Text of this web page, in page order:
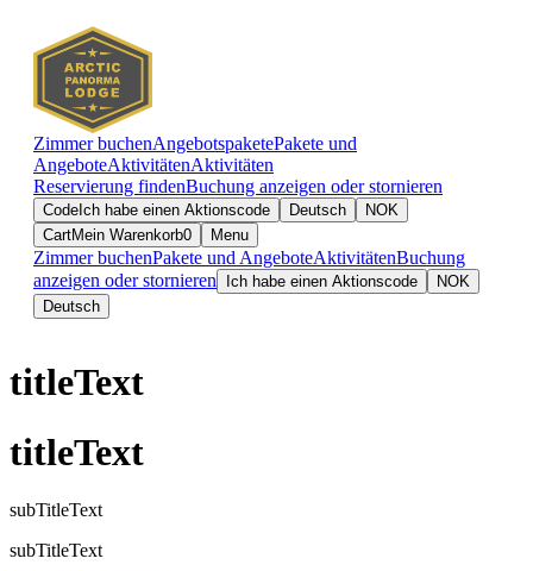
Zimmer buchenAngebotspaketePakete und
AngeboteAktivitätenAktivitäten
Reservierung findenBuchung anzeigen oder stornieren
Code Ich habe einen Aktionscode Deutsch
NOK
CartMein Warenkorb0 Menu
Zimmer buchenPakete und AngeboteAktivitätenBuchung
anzeigen oder stornieren
Ich habe einen Aktionscode
NOK
Deutsch
titleText
titleText
subTitleText
subTitleText